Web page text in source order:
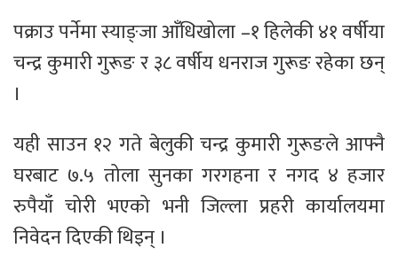
पक्राउ पर्नेमा स्याङ्जा आँधिखोला –१ हिलेकी ४१ वर्षीया
चन्द्र कुमारी गुरूङ र ३८ वर्षीय धनराज गुरूङ रहेका छन्
।
यही साउन १२ गते बेलुकी चन्द्र कुमारी गुरूङले आफ्नै
घरबाट ७.५ तोला सुनका गरगहना र नगद ४ हजार
रुपैयाँ चोरी भएको भनी जिल्ला प्रहरी कार्यालयमा
निवेदन दिएकी थिइन् ।